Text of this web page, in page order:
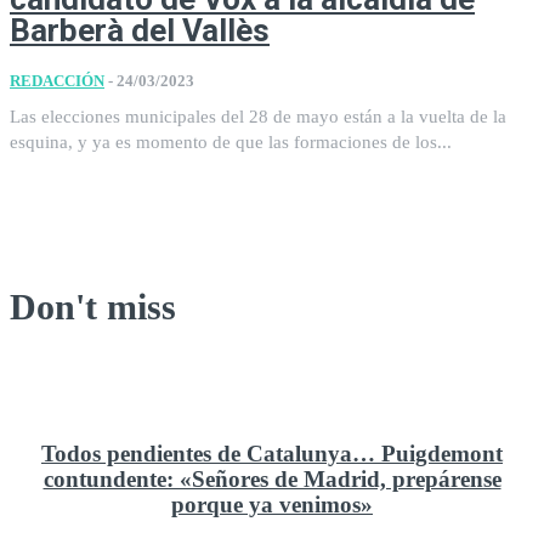
Barberà del Vallès
REDACCIÓN - 24/03/2023
Las elecciones municipales del 28 de mayo están a la vuelta de la
esquina, y ya es momento de que las formaciones de los...
Don't miss
Todos pendientes de Catalunya… Puigdemont
contundente: «Señores de Madrid, prepárense
porque ya venimos»